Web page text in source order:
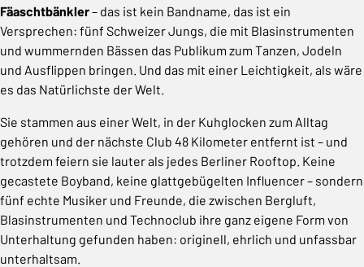
Fäaschtbänkler– das ist kein Bandname, das ist ein
Versprechen: fünf Schweizer Jungs, die mit Blasinstrumenten
und wummernden Bässen das Publikum zum Tanzen, Jodeln
und Ausflippen bringen. Und das mit einer Leichtigkeit, als wäre
es das Natürlichste der Welt.
Sie stammen aus einer Welt, in der Kuhglocken zum Alltag
gehören und der nächste Club 48 Kilometer entfernt ist – und
trotzdem feiern sie lauter als jedes Berliner Rooftop. Keine
gecastete Boyband, keine glattgebügelten Influencer – sondern
fünf echte Musiker und Freunde, die zwischen Bergluft,
Blasinstrumenten und Technoclub ihre ganz eigene Form von
Unterhaltung gefunden haben: originell, ehrlich und unfassbar
unterhaltsam.